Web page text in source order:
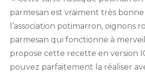
parmesan est vraiment très
l’association potimarron, oignons
parmesan qui fonctionne à
propose cette recette en version
pouvez parfaitement la réaliser